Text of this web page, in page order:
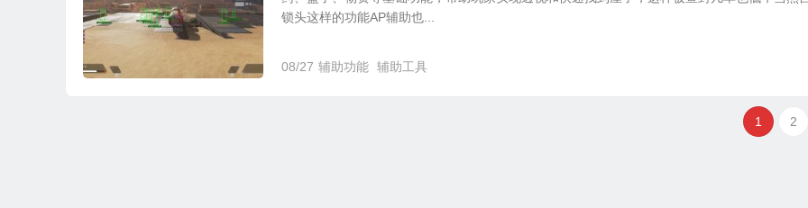
锁头这样的功能AP辅助也...
08/27 辅助功能 辅助工具
1 2